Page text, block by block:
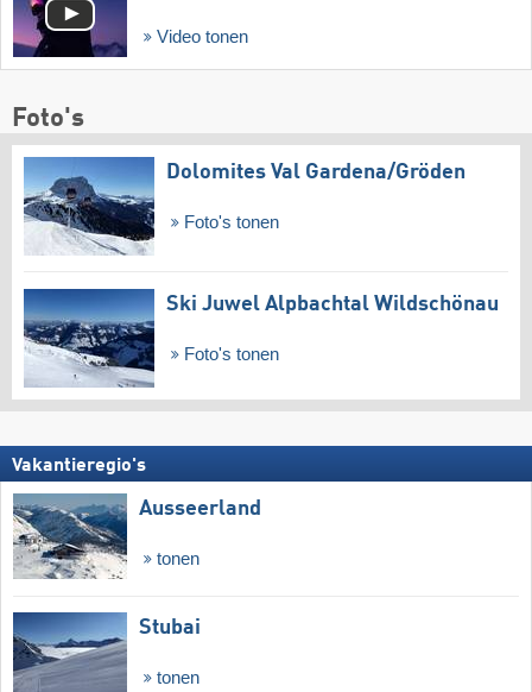
Video tonen
Foto's
Dolomites Val Gardena/​Gröden
Foto's tonen
Ski Juwel Alpbachtal Wildschönau
Foto's tonen
Vakantieregio's
Ausseerland
tonen
Stubai
tonen